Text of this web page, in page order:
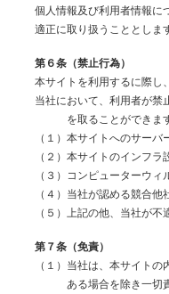
個人情報及び利用者情報に
適正に取り扱うこととしま
第６条（禁止行為）
本サイトを利用するに際し
当社において、利用者が禁
を取ることができま
（１）本サイトへのサー
（２）本サイトのインフ
（３）コンピューターウ
（４）当社が認める競合
（５）上記の他、当社が
第７条（免責）
（１）当社は、本サイト
ある場合を除き一切